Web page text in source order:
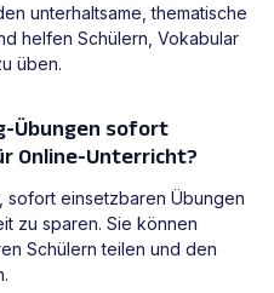
unterhaltsame, thematische
helfen Schülern, Vokabular
üben.
Übungen sofort
Online-Unterricht?
sofort einsetzbaren Übungen
zu sparen. Sie können
Schülern teilen und den